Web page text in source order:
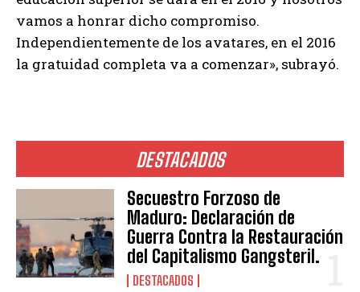
DESTACADOS
Secuestro Forzoso de
Maduro: Declaración de
Guerra Contra la Restauración
del Capitalismo Gangsteril.
DESTACADOS
vamos a honrar dicho compromiso.
Independientemente de los avatares, en el 2016
la gratuidad completa va a comenzar», subrayó.